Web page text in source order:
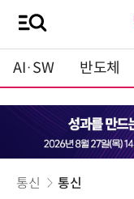
AI·SW 반도체
통신 통신